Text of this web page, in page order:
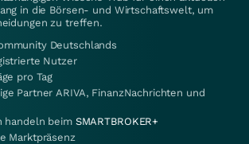
in die Börsen- und Wirtschaftswelt, um
zu treffen.
Deutschlands
Nutzer
pro Tag
Partner ARIVA, FinanzNachrichten und
handeln beim SMARTBROKER+
Marktpräsenz